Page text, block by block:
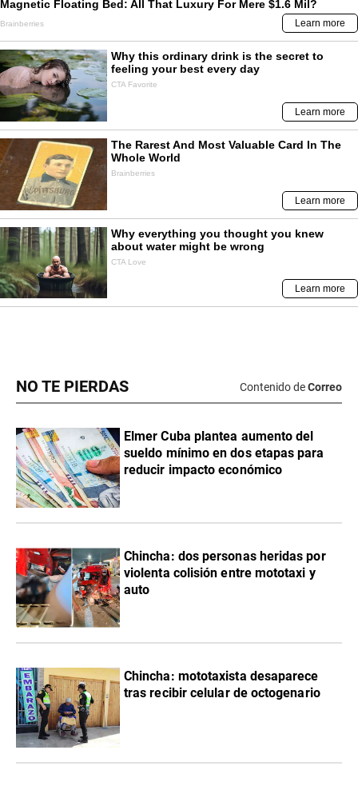
NO TE PIERDAS Contenido deCorreo
Elmer Cuba plantea aumento del
sueldo mínimo en dos etapas para
reducir impacto económico
Chincha: dos personas heridas por
violenta colisión entre mototaxi y
auto
Chincha: mototaxista desaparece
tras recibir celular de octogenario